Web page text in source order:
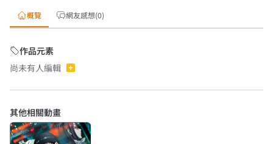
概覽 網友感想(0)
作品元素
尚未有人編輯
其他相關動畫